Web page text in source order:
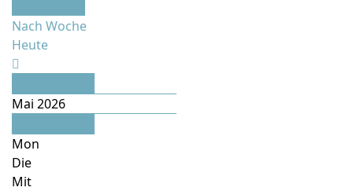
Nach Woche
Heute
Mai 2026
Mon
Die
Mit